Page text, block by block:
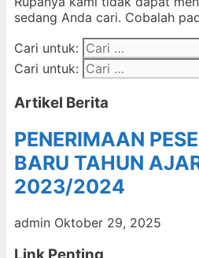
sedang Anda cari. Cobalah
Cari untuk:
Cari untuk:
Artikel Berita
PENERIMAAN
BARU TAHUN
2023/2024
admin Oktober 29, 2025